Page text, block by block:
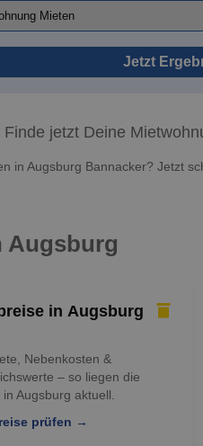
Jetzt
Finde jetzt Deine
in Augsburg Bannacker? Jetzt
Augsburg
in Augsburg
Nebenkosten &
– so liegen die
Augsburg aktuell.
prüfen →